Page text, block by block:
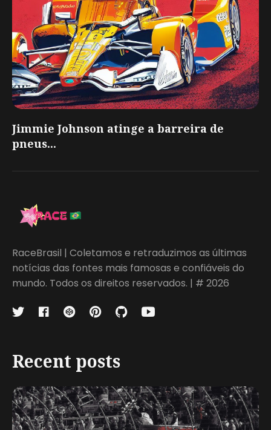
Jimmie Johnson atinge a barreira de
pneus...
RaceBrasil | Coletamos e retraduzimos as últimas
notícias das fontes mais famosas e confiáveis do
mundo. Todos os direitos reservados. | # 2026
Recent posts